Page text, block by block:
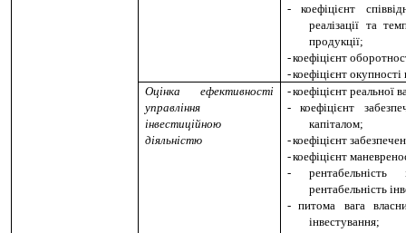
-
коефіцієнт
реалізації та
продукції;
-коефіцієнт
-коефіцієнт
Оцінка ефективності
управління
інвестиційною
діяльністю
-коефіцієнт реальної
-
коефіцієнт
капіталом;
-коефіцієнт
-коефіцієнт
-
рентабельність
- питома вага
інвестування;